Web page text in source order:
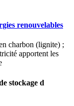
renouvelables
charbon (lignite) ;
apportent les
stockage d